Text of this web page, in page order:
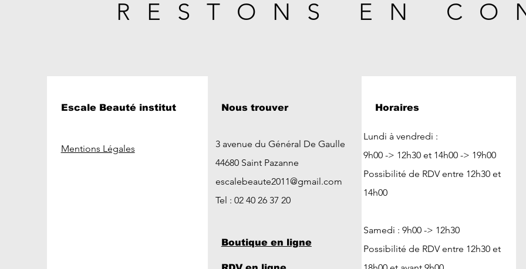
RESTONS EN
Escale Beauté institut
Mentions Légales
Nous trouver
3 avenue du Général De Gaulle
44680 Saint Pazanne
escalebeaute2011@gmail.com
Tel : 02 40 26 37 20
Boutique en ligne
Horaires
Lundi à vendredi :
9h00 -> 12h30 et 14h00 -> 19h00
Possibilité de RDV entre 12h30 et
14h00
Samedi : 9h00 -> 12h30
Possibilité de RDV entre 12h30 et